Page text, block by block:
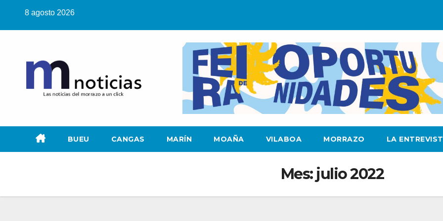
8 agosto 2026
BUEU CANGAS MARÍN MOAÑA VILABOA MORRAZO LA
Mes: julio 2022